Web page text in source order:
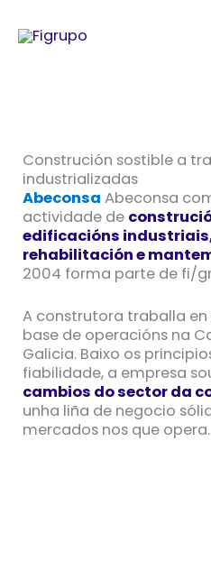
ao
contido
Construción sostible a
industrializadas
Abeconsa Abeconsa
actividade de
edificacións
rehabilitación e
2004 forma parte de fi/
A construtora traballa en
base de operacións na
Galicia. Baixo os
fiabilidade, a empresa
cambios do sector da
unha liña de negocio
mercados nos que opera.